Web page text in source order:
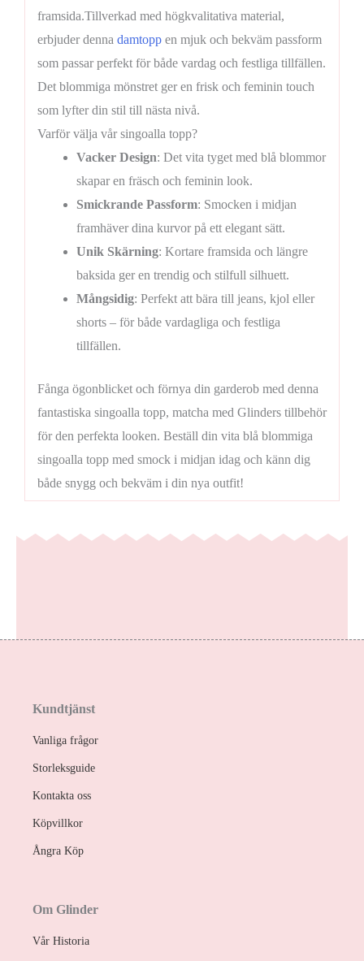
framsida.Tillverkad med högkvalitativa material,
erbjuder denna damtopp en mjuk och bekväm passform
som passar perfekt för både vardag och festliga tillfällen.
Det blommiga mönstret ger en frisk och feminin touch
som lyfter din stil till nästa nivå.
Varför välja vår singoalla topp?
Vacker Design: Det vita tyget med blå blommor
skapar en fräsch och feminin look.
Smickrande Passform: Smocken i midjan
framhäver dina kurvor på ett elegant sätt.
Unik Skärning: Kortare framsida och längre
baksida ger en trendig och stilfull silhuett.
Mångsidig: Perfekt att bära till jeans, kjol eller
shorts – för både vardagliga och festliga
tillfällen.
Fånga ögonblicket och förnya din garderob med denna
fantastiska singoalla topp, matcha med Glinders tillbehör
för den perfekta looken. Beställ din vita blå blommiga
singoalla topp med smock i midjan idag och känn dig
både snygg och bekväm i din nya outfit!
Kundtjänst
Vanliga frågor
Storleksguide
Kontakta oss
Köpvillkor
Ångra Köp
Om Glinder
Vår Historia